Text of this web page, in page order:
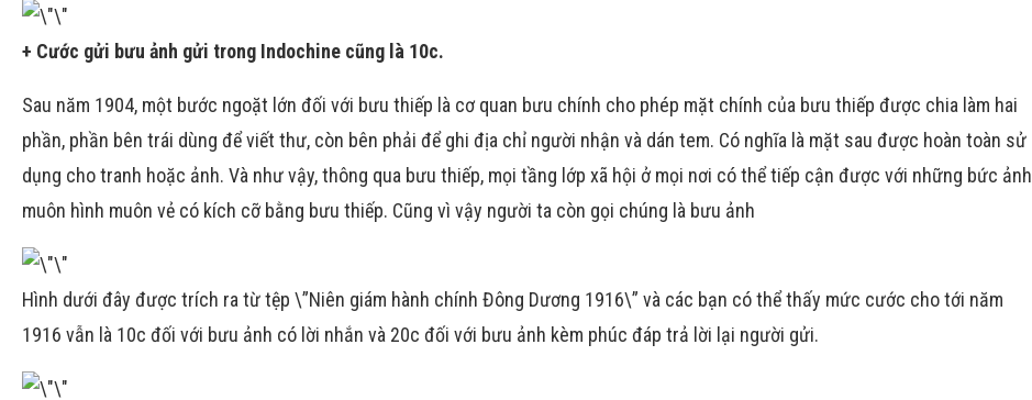
+ Cước gửi bưu ảnh gửi trong Indochine cũng là 10c.
Sau năm 1904, một bước ngoặt lớn đối với bưu thiếp là cơ quan bưu chính cho phép mặt chính của bưu thiếp được chia làm hai
phần, phần bên trái dùng để viết thư, còn bên phải để ghi địa chỉ người nhận và dán tem. Có nghĩa là mặt sau được hoàn toàn sử
dụng cho tranh hoặc ảnh. Và như vậy, thông qua bưu thiếp, mọi tầng lớp xã hội ở mọi nơi có thể tiếp cận được với những bức ảnh
muôn hình muôn vẻ có kích cỡ bằng bưu thiếp. Cũng vì vậy người ta còn gọi chúng là bưu ảnh
Hình dưới đây được trích ra từ tệp \”Niên giám hành chính Đông Dương 1916\” và các bạn có thể thấy mức cước cho tới năm
1916 vẫn là 10c đối với bưu ảnh có lời nhắn và 20c đối với bưu ảnh kèm phúc đáp trả lời lại người gửi.